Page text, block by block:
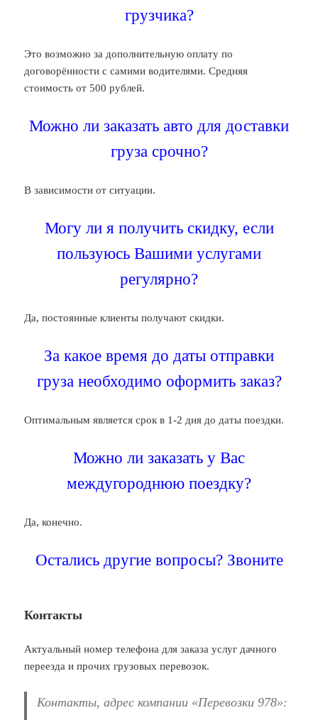
грузчика?
Это возможно за дополнительную оплату по
договорённости с самими водителями. Средняя
стоимость от 500 рублей.
Можно ли заказать авто для доставки
груза срочно?
В зависимости от ситуации.
Могу ли я получить скидку, если
пользуюсь Вашими услугами
регулярно?
Да, постоянные клиенты получают скидки.
За какое время до даты отправки
груза необходимо оформить заказ?
Оптимальным является срок в 1-2 дня до даты поездки.
Можно ли заказать у Вас
междугороднюю поездку?
Да, конечно.
Остались другие вопросы? Звоните
Контакты
Актуальный номер телефона для заказа услуг дачного
переезда и прочих грузовых перевозок.
Контакты, адрес компании «Перевозки 978»: